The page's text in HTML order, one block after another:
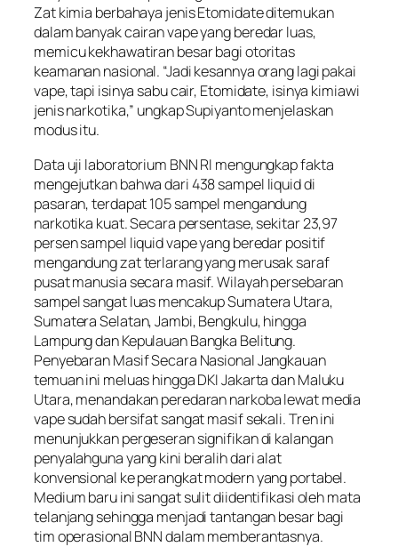
Zat kimia berbahaya jenis Etomidate ditemukan
dalam banyak cairan vape yang beredar luas,
memicu kekhawatiran besar bagi otoritas
keamanan nasional. “Jadi kesannya orang lagi pakai
vape, tapi isinya sabu cair, Etomidate, isinya kimiawi
jenis narkotika,” ungkap Supiyanto menjelaskan
modus itu.
Data uji laboratorium BNN RI mengungkap fakta
mengejutkan bahwa dari 438 sampel liquid di
pasaran, terdapat 105 sampel mengandung
narkotika kuat. Secara persentase, sekitar 23,97
persen sampel liquid vape yang beredar positif
mengandung zat terlarang yang merusak saraf
pusat manusia secara masif. Wilayah persebaran
sampel sangat luas mencakup Sumatera Utara,
Sumatera Selatan, Jambi, Bengkulu, hingga
Lampung dan Kepulauan Bangka Belitung.
Penyebaran Masif Secara Nasional Jangkauan
temuan ini meluas hingga DKI Jakarta dan Maluku
Utara, menandakan peredaran narkoba lewat media
vape sudah bersifat sangat masif sekali. Tren ini
menunjukkan pergeseran signifikan di kalangan
penyalahguna yang kini beralih dari alat
konvensional ke perangkat modern yang portabel.
Medium baru ini sangat sulit diidentifikasi oleh mata
telanjang sehingga menjadi tantangan besar bagi
tim operasional BNN dalam memberantasnya.